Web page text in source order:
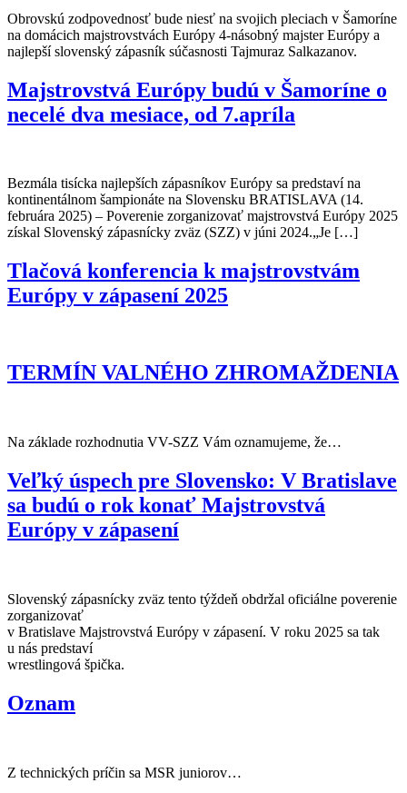
Obrovskú zodpovednosť bude niesť na svojich pleciach v Šamoríne
na domácich majstrovstvách Európy 4-násobný majster Európy a
najlepší slovenský zápasník súčasnosti Tajmuraz Salkazanov.
Majstrovstvá Európy budú v Šamoríne o
necelé dva mesiace, od 7.apríla
Bezmála tisícka najlepších zápasníkov Európy sa predstaví na
kontinentálnom šampionáte na Slovensku BRATISLAVA (14.
februára 2025) – Poverenie zorganizovať majstrovstvá Európy 2025
získal Slovenský zápasnícky zväz (SZZ) v júni 2024.„Je […]
Tlačová konferencia k majstrovstvám
Európy v zápasení 2025
TERMÍN VALNÉHO ZHROMAŽDENIA
Na základe rozhodnutia VV-SZZ Vám oznamujeme, že…
Veľký úspech pre Slovensko: V Bratislave
sa budú o rok konať Majstrovstvá
Európy v zápasení
Slovenský zápasnícky zväz tento týždeň obdržal oficiálne poverenie
zorganizovať
v Bratislave Majstrovstvá Európy v zápasení. V roku 2025 sa tak
u nás predstaví
wrestlingová špička.
Oznam
Z technických príčin sa MSR juniorov…